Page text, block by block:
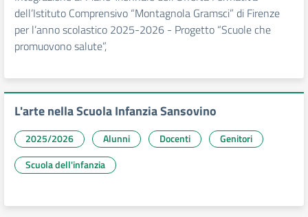
dell’Istituto Comprensivo “Montagnola Gramsci” di Firenze
per l’anno scolastico 2025-2026 - Progetto “Scuole che
promuovono salute”,
L'arte nella Scuola Infanzia Sansovino
2025/2026 Alunni Docenti
Genitori
Scuola dell'infanzia